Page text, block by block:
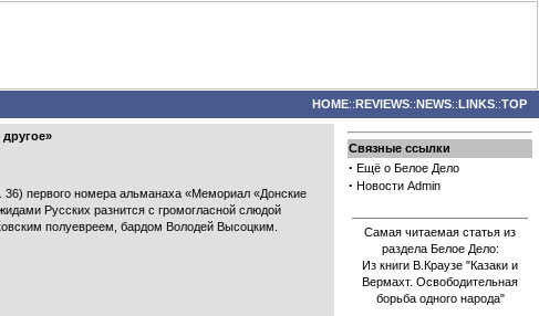
HOME::REVIEWS::NEWS::LINKS::TOP
первого номера альманаха «Мемориал «Донские
Русских разнится с громогласной слюдой
полуевреем, бардом Володей Высоцким.
Связные ссылки
· Ещё о Белое Дело
· Новости Admin
Самая читаемая статья из
раздела Белое Дело:
Из книги В.Краузе "Казаки и
Вермахт. Освободительная
борьба одного народа"